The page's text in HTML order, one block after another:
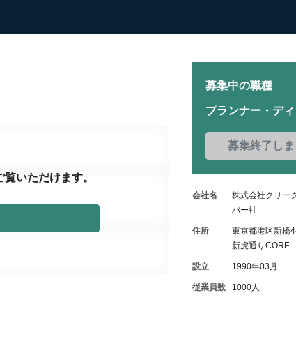
覧いただけます。
募集中の職種
プランナー・デ
募集終了し
会社名
株式会社クリー
バー社
住所
東京都港区新橋
新虎通りCORE
設立 1990年03月
従業員数 1000人